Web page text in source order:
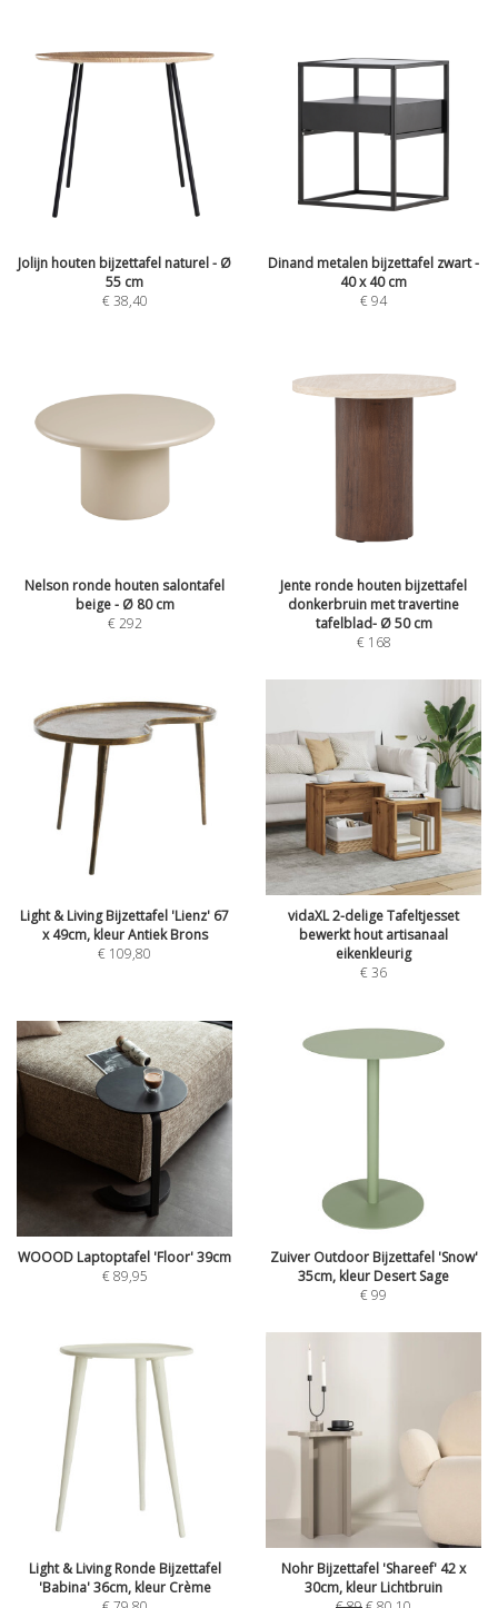
Jolijn houten bijzettafel naturel - Ø
55 cm
€38,40
Dinand metalen bijzettafel zwart -
40 x 40 cm
€94
Nelson ronde houten salontafel
beige - Ø 80 cm
€292
Jente ronde houten bijzettafel
donkerbruin met travertine
tafelblad- Ø 50 cm
€ 168
Light & Living Bijzettafel 'Lienz' 67
x 49cm, kleur Antiek Brons
€ 109,80
vidaXL 2-delige Tafeltjesset
bewerkt hout artisanaal
eikenkleurig
€36
WOOOD Laptoptafel 'Floor' 39cm
€89,95
Zuiver Outdoor Bijzettafel 'Snow'
35cm, kleur Desert Sage
€99
Light & Living Ronde Bijzettafel
'Babina' 36cm, kleur Crème
Nohr Bijzettafel 'Shareef' 42 x
30cm, kleur Lichtbruin